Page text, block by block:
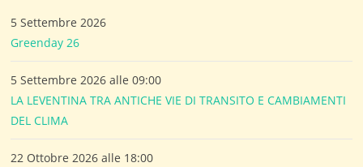
5 Settembre 2026
Greenday 26
5 Settembre 2026 alle 09:00
LA LEVENTINA TRA ANTICHE VIE DI TRANSITO E CAMBIAMENTI
DEL CLIMA
22 Ottobre 2026 alle 18:00